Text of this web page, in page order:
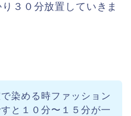
３０分放置していきま
染める時ファッション
と１０分〜１５分が一